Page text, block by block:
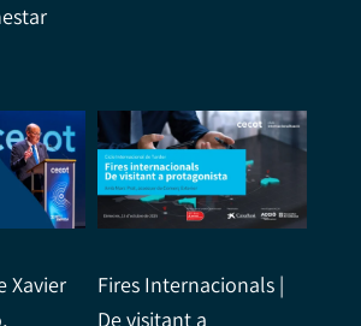
Xavier
Fires Internacionals |
De visitant a